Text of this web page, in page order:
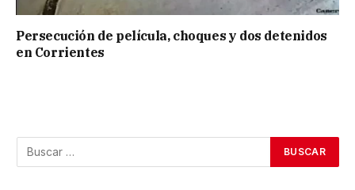
Persecución de película, choques y dos detenidos
en Corrientes